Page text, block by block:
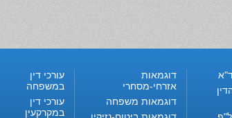
דוגמאות
אזרחי-מסחרי
דוגמאות משפחה
עורכי דין
במשפחה
עורכי דין
במקרקעין